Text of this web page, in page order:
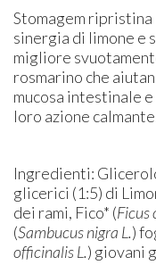
Stomagem
sinergia di limone e
migliore
rosmarino che
mucosa intestinale
loro azione
Ingredienti:
glicerici (1:5) di
dei rami, Fico* (Ficus
(Sambucus nigra L.)
officinalis L.) giovani